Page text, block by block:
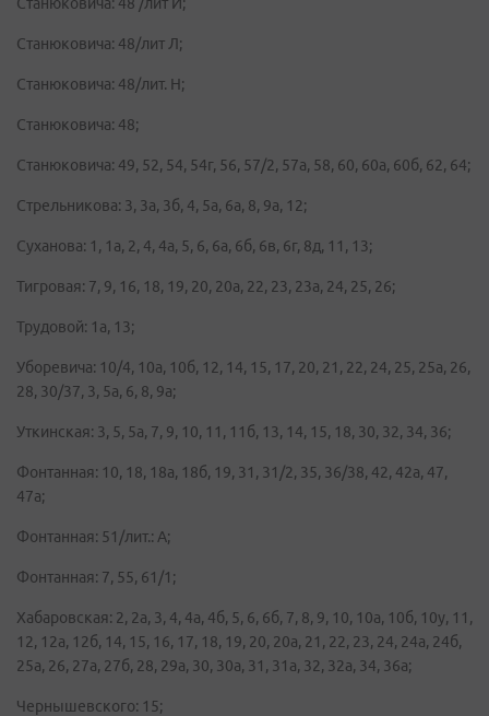
Станюковича: 48/лит Л;
Станюковича: 48/лит. Н;
Станюковича: 48;
Станюковича: 49, 52, 54, 54г, 56, 57/2, 57а, 58, 60, 60а, 60б, 62, 64;
Стрельникова: 3, 3а, 3б, 4, 5а, 6а, 8, 9а, 12;
Суханова: 1, 1а, 2, 4, 4а, 5, 6, 6а, 6б, 6в, 6г, 8д, 11, 13;
Тигровая: 7, 9, 16, 18, 19, 20, 20а, 22, 23, 23а, 24, 25, 26;
Трудовой: 1а, 13;
Уборевича: 10/4, 10а, 10б, 12, 14, 15, 17, 20, 21, 22, 24, 25, 25а, 26,
28, 30/37, 3, 5а, 6, 8, 9а;
Уткинская: 3, 5, 5а, 7, 9, 10, 11, 11б, 13, 14, 15, 18, 30, 32, 34, 36;
Фонтанная: 10, 18, 18а, 18б, 19, 31, 31/2, 35, 36/38, 42, 42а, 47,
47а;
Фонтанная: 51/лит.: А;
Фонтанная: 7, 55, 61/1;
Хабаровская: 2, 2а, 3, 4, 4а, 4б, 5, 6, 6б, 7, 8, 9, 10, 10а, 10б, 10у, 11,
12, 12а, 12б, 14, 15, 16, 17, 18, 19, 20, 20а, 21, 22, 23, 24, 24а, 24б,
25а, 26, 27а, 27б, 28, 29а, 30, 30а, 31, 31а, 32, 32а, 34, 36а;
Чернышевского: 15;